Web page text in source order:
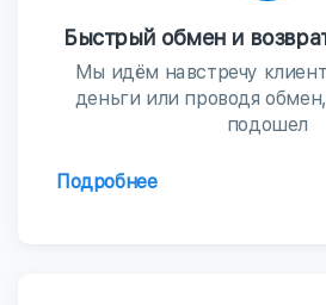
Быстрый обмен и
Мы идём навстречу
деньги или проводя
подошел
Подробнее